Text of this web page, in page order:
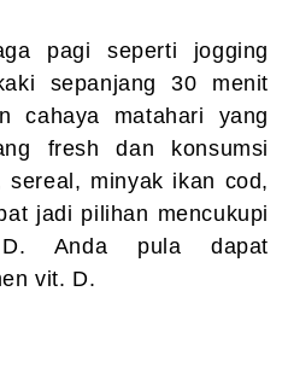
pagi seperti jogging
sepanjang 30 menit
cahaya matahari yang
fresh dan konsumsi
sereal, minyak ikan cod,
jadi pilihan mencukupi
D. Anda pula dapat
vit. D.